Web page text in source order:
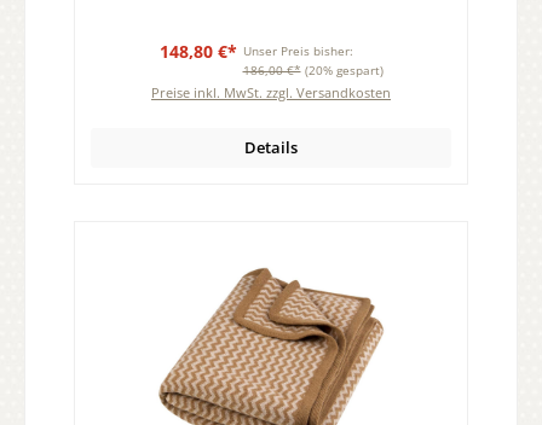
148,80 €* Unser Preis bisher:
186,00 €* (20% gespart)
Preise inkl. MwSt. zzgl. Versandkosten
Details